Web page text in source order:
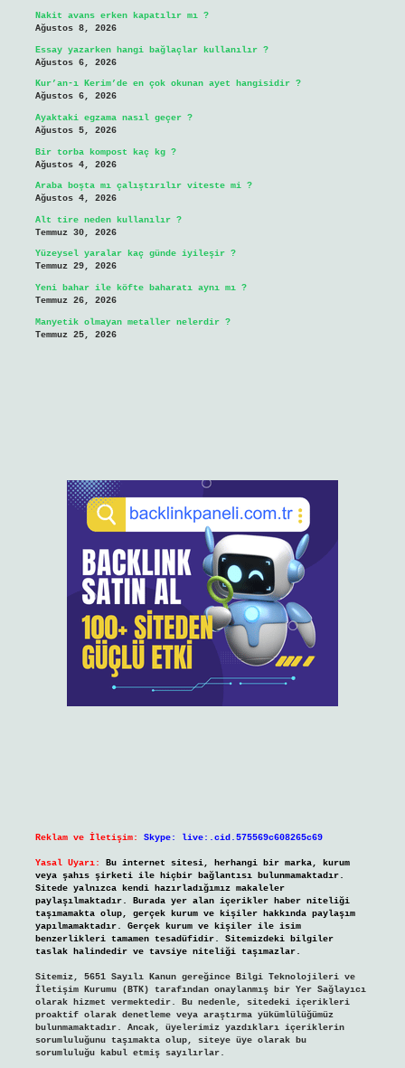
Nakit avans erken kapatılır mı ?
Ağustos 8, 2026
Essay yazarken hangi bağlaçlar kullanılır ?
Ağustos 6, 2026
Kur’an-ı Kerim’de en çok okunan ayet hangisidir ?
Ağustos 6, 2026
Ayaktaki egzama nasıl geçer ?
Ağustos 5, 2026
Bir torba kompost kaç kg ?
Ağustos 4, 2026
Araba boşta mı çalıştırılır viteste mi ?
Ağustos 4, 2026
Alt tire neden kullanılır ?
Temmuz 30, 2026
Yüzeysel yaralar kaç günde iyileşir ?
Temmuz 29, 2026
Yeni bahar ile köfte baharatı aynı mı ?
Temmuz 26, 2026
Manyetik olmayan metaller nelerdir ?
Temmuz 25, 2026
Reklam ve İletişim: Skype: live:.cid.575569c608265c69
Yasal Uyarı:
Bu internet sitesi, herhangi bir marka, kurum
veya şahıs şirketi ile hiçbir bağlantısı bulunmamaktadır.
Sitede yalnızca kendi hazırladığımız makaleler
paylaşılmaktadır. Burada yer alan içerikler haber niteliği
taşımamakta olup, gerçek kurum ve kişiler hakkında paylaşım
yapılmamaktadır. Gerçek kurum ve kişiler ile isim
benzerlikleri tamamen tesadüfidir. Sitemizdeki bilgiler
taslak halindedir ve tavsiye niteliği taşımazlar.
Sitemiz, 5651 Sayılı Kanun gereğince Bilgi Teknolojileri ve
İletişim Kurumu (BTK) tarafından onaylanmış bir Yer Sağlayıcı
olarak hizmet vermektedir. Bu nedenle, sitedeki içerikleri
proaktif olarak denetleme veya araştırma yükümlülüğümüz
bulunmamaktadır. Ancak, üyelerimiz yazdıkları içeriklerin
sorumluluğunu taşımakta olup, siteye üye olarak bu
sorumluluğu kabul etmiş sayılırlar.